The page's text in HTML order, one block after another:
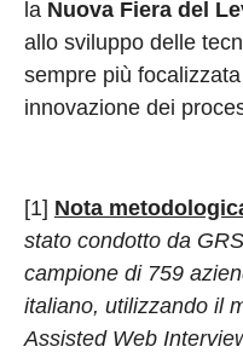
la Nuova Fiera del
allo sviluppo delle
sempre più
innovazione dei
[1] Nota
stato condotto da
campione di 759
italiano, utilizzando il
Assisted Web